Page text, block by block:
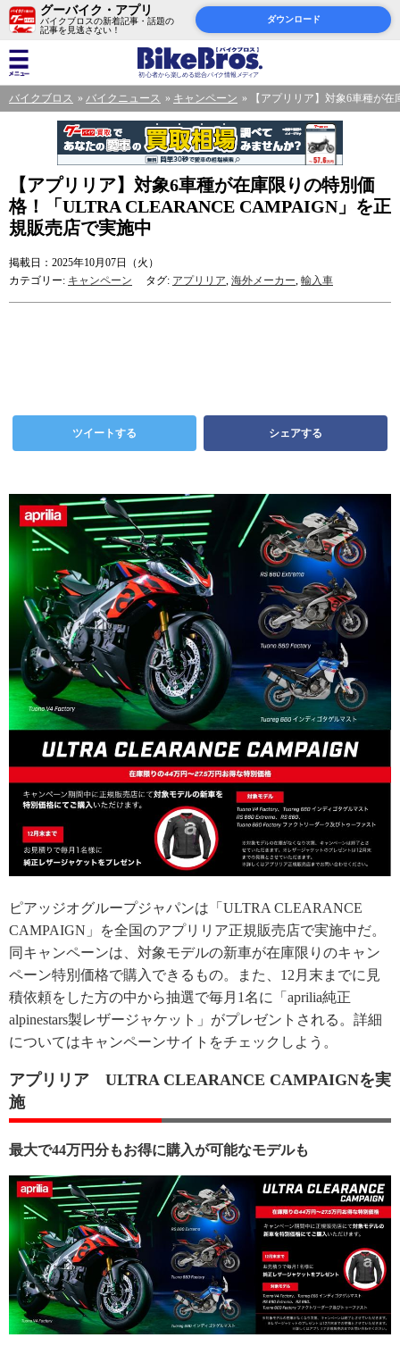
グーバイク・アプリ
バイクブロスの新着記事・話題の
記事を見逃さない！
ダウンロード
バイクブロス バイクニュース キャンペーン 【アプリリア】対象6車種が
【アプリリア】対象6車種が在庫限りの特別価
格！「ULTRA CLEARANCE CAMPAIGN」を正
規販売店で実施中
掲載日：2025年10月07日（火）
カテゴリー: キャンペーン タグ: アプリリア, 海外メーカー, 輸入車
ツイートする シェアする
ピアッジオグループジャパンは「ULTRA CLEARANCE
CAMPAIGN」を全国のアプリリア正規販売店で実施中だ。
同キャンペーンは、対象モデルの新車が在庫限りのキャン
ペーン特別価格で購入できるもの。また、12月末までに見
積依頼をした方の中から抽選で毎月1名に「aprilia純正
alpinestars製レザージャケット」がプレゼントされる。詳細
についてはキャンペーンサイトをチェックしよう。
アプリリア ULTRA CLEARANCE CAMPAIGNを実
施
最大で44万円分もお得に購入が可能なモデルも